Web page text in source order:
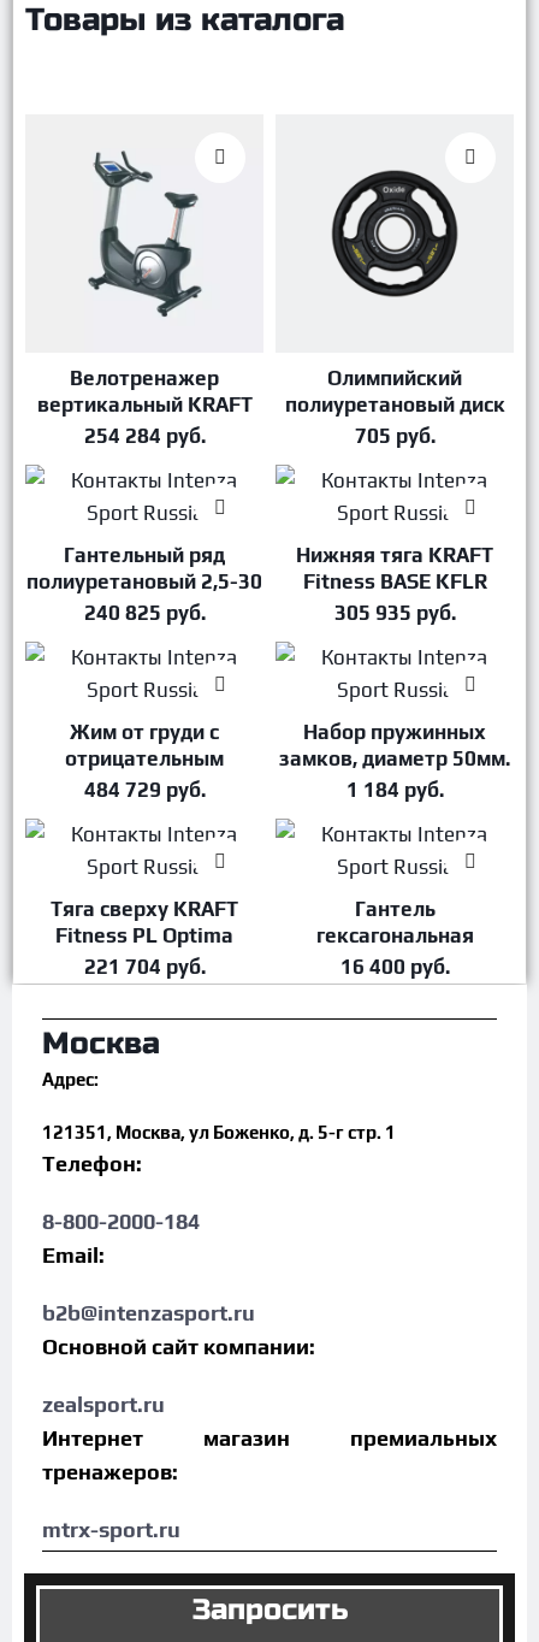
Товары из каталога
В корзину
Велотренажер
вертикальный KRAFT
Fitness PP350
254 284 руб.
В корзину
Олимпийский
полиуретановый диск
1,25кг Oxide Fitness
705 руб.
В корзину
Гантельный ряд
полиуретановый 2,5-30
PROTRAIN DB6112
240 825 руб.
В корзину
Нижняя тяга KRAFT
Fitness BASE KFLR
305 935 руб.
В корзину
Жим от груди с
отрицательным
наклоном Intenza ZONE
484 729 руб.
В корзину
Набор пружинных
замков, диаметр 50мм.
(2шт.) KRAFT Fitness V-
1 184 руб.
В корзину
Тяга сверху KRAFT
Fitness PL Optima
KFPLOLPD
221 704 руб.
В корзину
Гантель
гексагональная
обрезиненная
YOUSTEEL, 42,5 кг
16 400 руб.
Москва
Адрес:
121351, Москва, ул Боженко, д. 5-г стр. 1
Телефон:
8-800-2000-184
Email:
b2b@intenzasport.ru
Основной сайт компании:
zealsport.ru
Интернет магазин премиальных
тренажеров:
mtrx-sport.ru
Запросить